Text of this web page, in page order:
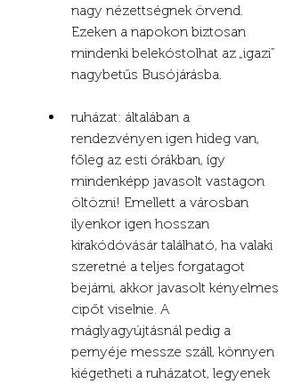
nagy nézettségnek örvend.
Ezeken a napokon biztosan
mindenki belekóstolhat az „igazi”
nagybetűs Busójárásba.
ruházat: általában a
rendezvényen igen hideg van,
főleg az esti órákban, így
mindenképp javasolt vastagon
öltözni! Emellett a városban
ilyenkor igen hosszan
kirakódóvásár található, ha valaki
szeretné a teljes forgatagot
bejárni, akkor javasolt kényelmes
cipőt viselnie. A
máglyagyújtásnál pedig a
pernyéje messze száll, könnyen
kiégetheti a ruházatot, legyenek